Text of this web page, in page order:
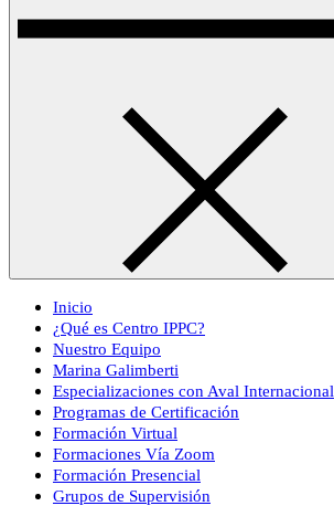
Inicio
¿Qué es Centro IPPC?
Nuestro Equipo
Marina Galimberti
Especializaciones con Aval Internacional
Programas de Certificación
Formación Virtual
Formaciones Vía Zoom
Formación Presencial
Grupos de Supervisión